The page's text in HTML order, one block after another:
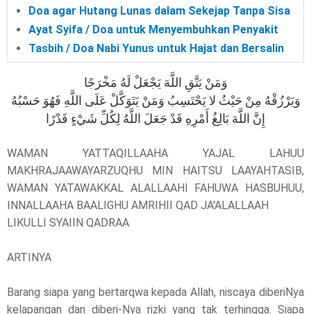
Doa agar Hutang Lunas dalam Sekejap Tanpa Sisa
Ayat Syifa / Doa untuk Menyembuhkan Penyakit
Tasbih / Doa Nabi Yunus untuk Hajat dan Bersalin
وَمَنْ يَتَّقِ اللَّهَ يَجْعَلْ لَهُ مَخْرَجًا
وَيَرْزُقْهُ مِنْ حَيْثُ لا يَحْتَسِبُ وَمَنْ يَتَوَكَّلْ عَلَى اللَّهِ فَهُوَ حَسْبُهُ
إِنَّ اللَّهَ بَالِغُ أَمْرِهِ قَدْ جَعَلَ اللَّهُ لِكُلِّ شَيْءٍ قَدْرًا
WAMAN YATTAQILLAAHA YAJAL LAHUU
MAKHRAJAAWAYARZUQHU MIN HAITSU LAAYAHTASIB,
WAMAN YATAWAKKAL ALALLAAHI FAHUWA HASBUHUU,
INNALLAAHA BAALIGHU AMRIHII QAD JA'ALALLAAH
LIKULLI SYAIIN QADRAA
ARTINYA
Barang siapa yang bertarqwa kepada Allah, niscaya diberiNya
kelapangan dan diberi-Nya rizki yang tak terhingga. Siapa